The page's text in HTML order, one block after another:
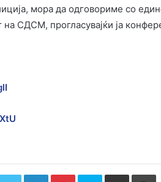
мора да одговориме со
СДСМ, прогласувајќи ја
TwitterLinkedInPinterestSkype Сподели преку Е-маил